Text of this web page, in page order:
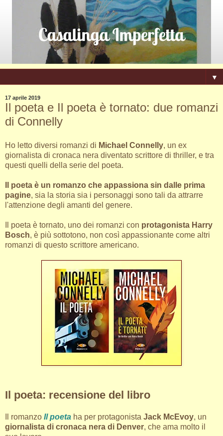
▼
17 aprile 2019
Il poeta e Il poeta è tornato: due romanzi
di Connelly
Ho letto diversi romanzi di Michael Connelly, un ex
giornalista di cronaca nera diventato scrittore di thriller, e tra
questi quelli della serie del poeta.
Il poeta è un romanzo che appassiona sin dalle prima
pagine, sia la storia sia i personaggi sono tali da attrarre
l'attenzione degli amanti del genere.
Il poeta è tornato, uno dei romanzi con protagonista Harry
Bosch, è più sottotono, non così appassionante come altri
romanzi di questo scrittore americano.
Il poeta: recensione del libro
Il romanzo Il poeta ha per protagonista Jack McEvoy, un
giornalista di cronaca nera di Denver, che ama molto il